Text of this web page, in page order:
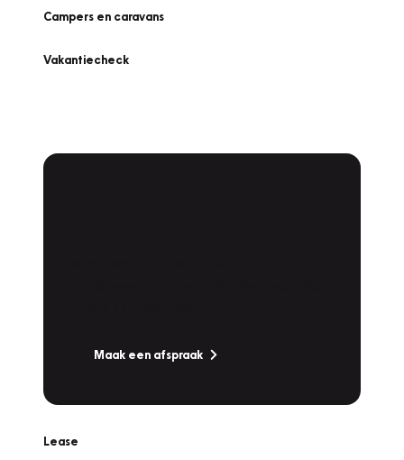
Campers en caravans
Vakantiecheck
Maak een afspraak
Lease